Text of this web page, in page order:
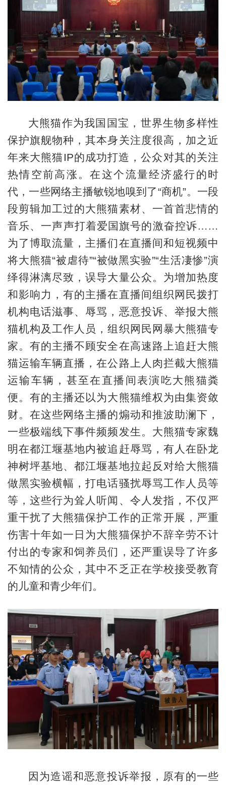
大熊猫作为我国国宝，世界生物多样性
保护旗舰物种，其本身关注度很高，加之近
年来大熊猫IP的成功打造，公众对其的关注
热情空前高涨。在这个流量经济盛行的时
代，一些网络主播敏锐地嗅到了“商机”。一段
段剪辑加工过的大熊猫素材、一首首悲情的
音乐、一声声打着爱国旗号的激奋控诉……
为了博取流量，主播们在直播间和短视频中
将大熊猫“被虐待”“被做黑实验”“生活凄惨”演
绎得淋漓尽致，误导大量公众。为增加热度
和影响力，有的主播在直播间组织网民拨打
机构电话滋事、辱骂，恶意投诉、举报大熊
猫机构及工作人员，组织网民网暴大熊猫专
家。有的主播不顾安全在高速路上追赶大熊
猫运输车辆直播，在公路上人肉拦截大熊猫
运输车辆，甚至在直播间表演吃大熊猫粪
便。有的主播还以为大熊猫维权为由集资敛
财。在这些网络主播的煽动和推波助澜下，
一些极端线下事件频频发生。大熊猫专家魏
明在都江堰基地内被追赶辱骂，有人在卧龙
神树坪基地、都江堰基地拉起反对给大熊猫
做黑实验横幅，打电话骚扰辱骂工作人员等
等，这些行为耸人听闻、令人发指，不仅严
重干扰了大熊猫保护工作的正常开展，严重
伤害十年如一日为大熊猫保护不辞辛劳不计
付出的专家和饲养员们，还严重误导了许多
不知情的公众，其中不乏正在学校接受教育
的儿童和青少年们。
因为造谣和恶意投诉举报，原有的一些